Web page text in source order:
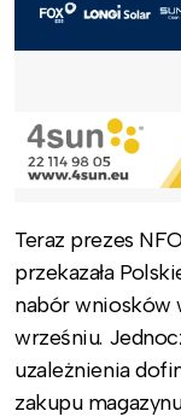
Teraz prezes
przekazała
nabór wniosków
wrześniu.
uzależnienia
zakupu